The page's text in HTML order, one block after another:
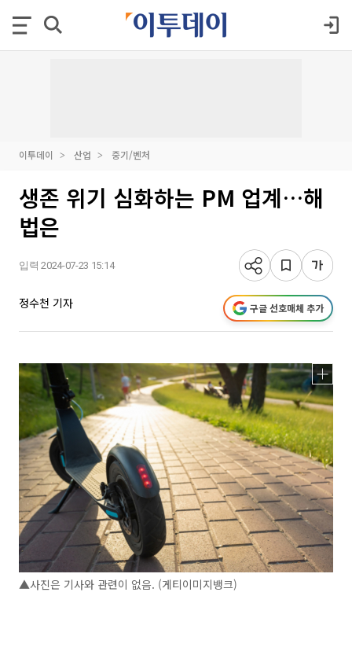
이투데이 산업 중기/벤처
생존 위기 심화하는 PM 업계…해
법은
입력 2024-07-23 15:14
정수천 기자 구글 선호매체 추가
▲사진은 기사와 관련이 없음. (게티이미지뱅크)